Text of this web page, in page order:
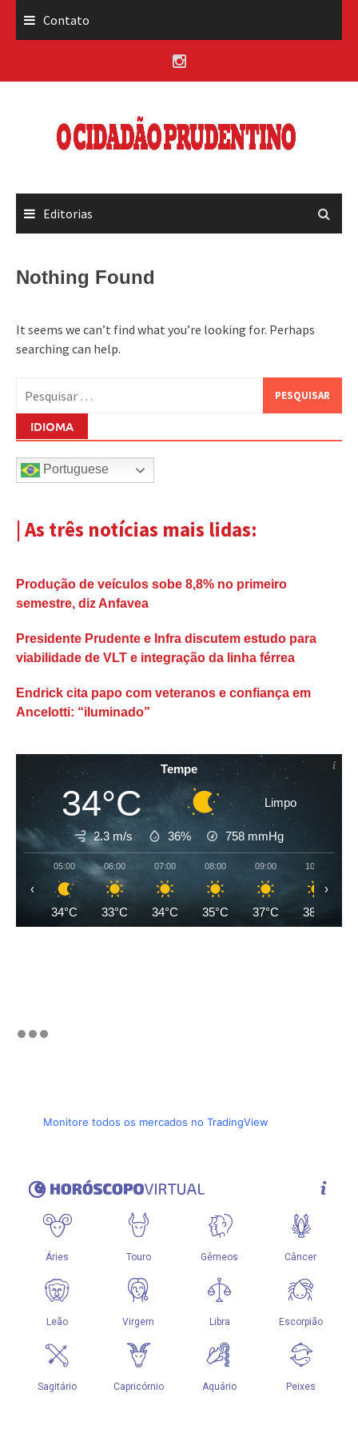
Contato
Editorias
Nothing Found
It seems we can’t find what you’re looking for. Perhaps
searching can help.
por:
IDIOMA
Portuguese
| As três notícias mais lidas:
Produção de veículos sobe 8,8% no primeiro
semestre, diz Anfavea
Presidente Prudente e Infra discutem estudo para
viabilidade de VLT e integração da linha férrea
Endrick cita papo com veteranos e confiança em
Ancelotti: “iluminado”
Tempe
34°C Limpo
2.3 m/s 36% 758 mmHg
05:00
34°C
06:00
33°C
07:00
34°C
08:00
35°C
09:00
37°C
10:00
38°C
‹ ›
Monitore todos os mercados no TradingView